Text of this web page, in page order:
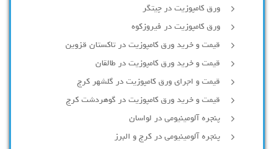
ورق کامپوزیت در چیتگر
ورق کامپوزیت در فیروزکوه
قیمت و خرید ورق کامپوزیت در تاکستان قزوین
قیمت و خرید ورق کامپوزیت در طالقان
قیمت و اجرای ورق کامپوزیت در گلشهر کرج
قیمت و خرید ورق کامپوزیت در گوهردشت کرج
پنجره آلومینیومی در لواسان
پنجره آلومینیومی در کرج و البرز